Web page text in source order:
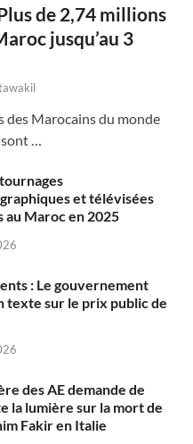
de 2,74 millions
jusqu’au 3
des Marocains du monde
sont …
et télévisées
au Maroc en 2025
: Le gouvernement
texte sur le prix public de
des AE demande de
la lumière sur la mort de
Fakir en Italie